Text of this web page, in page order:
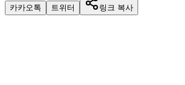
카카오톡 트위터 링크 복사